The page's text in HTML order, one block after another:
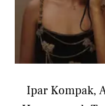
Ipar Kompak,